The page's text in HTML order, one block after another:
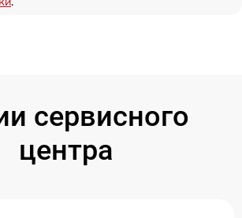
сервисного
центра